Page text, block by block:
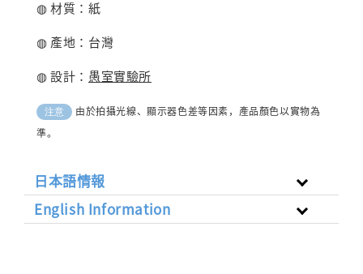
◍ 材質：紙
◍ 產地：台灣
◍ 設計： 愚室實驗所
注意
由於拍攝光線、顯示器色差等因素，產品顏色以實物為
準。
日本語情報
English Information